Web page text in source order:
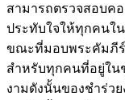
สามารถตรวจสอบค
ประทับใจให้ทุกคนใ
ขณะที่มอบพระคัมภีร์
สำหรับทุกคนที่อยู่ใน
งามดังนั้นของชำร่ว